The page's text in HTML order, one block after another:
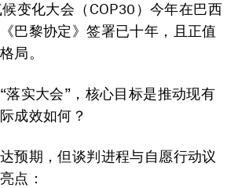
变化大会（COP30）今年在巴西
巴黎协定》签署已十年，且正值
局。
落实大会”，核心目标是推动现有
成效如何？
预期，但谈判进程与自愿行动议
点：